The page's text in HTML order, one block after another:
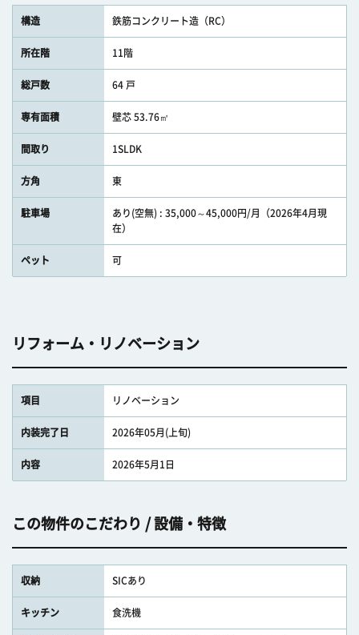
構造 鉄筋コンクリート造（RC）
所在階 11階
総戸数 64 戸
専有面積 壁芯 53.76㎡
間取り 1SLDK
方角 東
駐車場
あり(空無) : 35,000～45,000円/月（2026年4月現
在）
ペット 可
リフォーム・リノベーション
項目 リノベーション
内装完了日 2026年05月(上旬)
内容 2026年5月1日
この物件のこだわり / 設備・特徴
収納 SICあり
キッチン 食洗機